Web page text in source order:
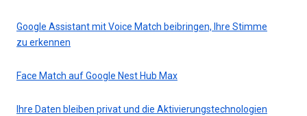
Google Assistant mit Voice Match beibringen, Ihre Stimme
zu erkennen
Face Match auf Google Nest Hub Max
Ihre Daten bleiben privat und die Aktivierungstechnologien